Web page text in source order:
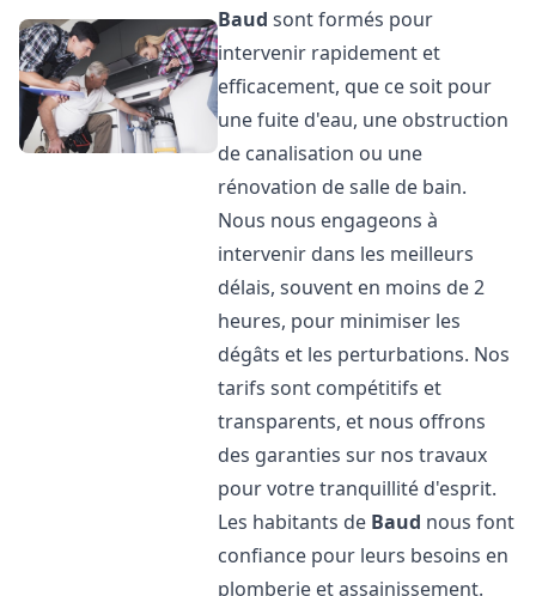
Baud sont formés pour
intervenir rapidement et
efficacement, que ce soit pour
une fuite d'eau, une obstruction
de canalisation ou une
rénovation de salle de bain.
Nous nous engageons à
intervenir dans les meilleurs
délais, souvent en moins de 2
heures, pour minimiser les
dégâts et les perturbations. Nos
tarifs sont compétitifs et
transparents, et nous offrons
des garanties sur nos travaux
pour votre tranquillité d'esprit.
Les habitants de Baud nous font
confiance pour leurs besoins en
plomberie et assainissement.